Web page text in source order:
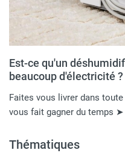
Est-ce qu'un
beaucoup d'électricité​ ?
Faites vous livrer dans
vous fait gagner du temps
Thématiques